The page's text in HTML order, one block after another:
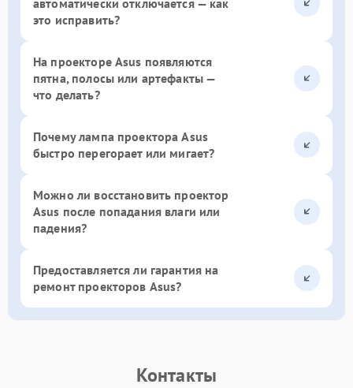
это исправить?
На проекторе Asus появляются
пятна, полосы или артефакты —
что делать?
Почему лампа проектора Asus
быстро перегорает или мигает?
Можно ли восстановить проектор
Asus после попадания влаги или
падения?
Предоставляется ли гарантия на
ремонт проекторов Asus?
Контакты